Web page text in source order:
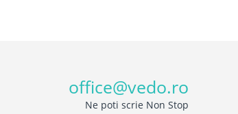
office@vedo.ro
Ne poti scrie Non Stop